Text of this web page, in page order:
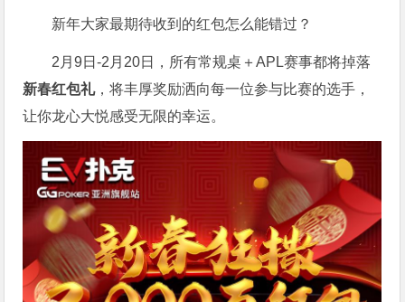
新年大家最期待收到的红包怎么能错过？
2月9日-2月20日，所有常规桌＋APL赛事都将掉落
新春红包礼，将丰厚奖励洒向每一位参与比赛的选手，
让你龙心大悦感受无限的幸运。